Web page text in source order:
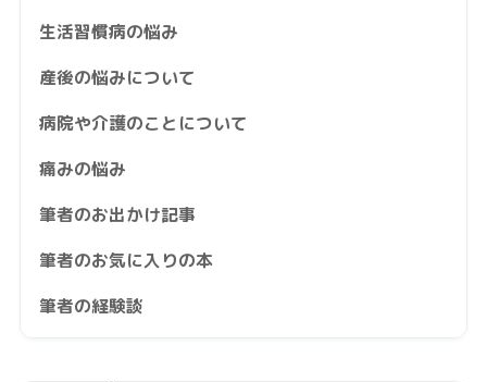
生活習慣病の悩み
産後の悩みについて
病院や介護のことについて
痛みの悩み
筆者のお出かけ記事
筆者のお気に入りの本
筆者の経験談